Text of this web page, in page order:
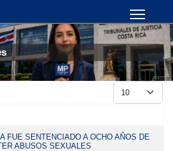
Cantidad
FUE SENTENCIADO A OCHO AÑOS DE
ABUSOS SEXUALES